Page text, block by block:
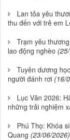
Lan tỏa yêu
thu đến với trẻ em
Trạm yêu
lao động nghèo
Tuyên dương
người đánh rơi (16/
Lục Vân 2026:
những trải nghiệm
Phú Thọ: Khóa
Quang (23/06/2026)